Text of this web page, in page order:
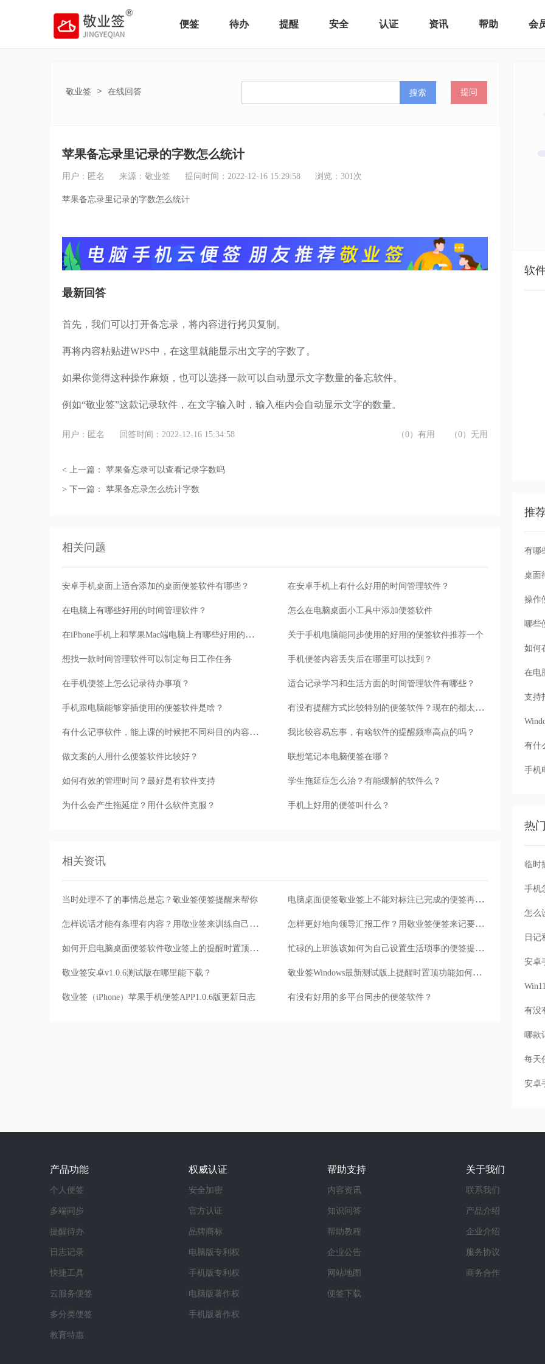
便签 待办 提醒 安全 认证 资讯 帮助 会
敬业签 > 在线回答 搜索 提问
苹果备忘录里记录的字数怎么统计
用户：匿名 来源：敬业签 提问时间：2022-12-16 15:29:58 浏览： 301 次
苹果备忘录里记录的字数怎么统计
最新回答
首先，我们可以打开备忘录，将内容进行拷贝复制。
再将内容粘贴进WPS中，在这里就能显示出文字的字数了。
如果你觉得这种操作麻烦，也可以选择一款可以自动显示文字数量的备忘软件。
例如“敬业签”这款记录软件，在文字输入时，输入框内会自动显示文字的数量。
用户：匿名 回答时间：2022-12-16 15:34:58 （0）有用 （0）无用
< 上一篇： 苹果备忘录可以查看记录字数吗
> 下一篇： 苹果备忘录怎么统计字数
相关问题
安卓手机桌面上适合添加的桌面便签软件有哪些？ 在安卓手机上有什么好用的时间管理软件？
在电脑上有哪些好用的时间管理软件？ 怎么在电脑桌面小工具中添加便签软件
在iPhone手机上和苹果Mac端电脑上有哪些好用的时间管理软件 关于手机电脑能同步使用的好用的便签软件推荐一个
想找一款时间管理软件可以制定每日工作任务 手机便签内容丢失后在哪里可以找到？
在手机便签上怎么记录待办事项？ 适合记录学习和生活方面的时间管理软件有哪些？
手机跟电脑能够穿插使用的便签软件是啥？ 有没有提醒方式比较特别的便签软件？现在的都太没个性了。
有什么记事软件，能上课的时候把不同科目的内容分开记录不？ 我比较容易忘事，有啥软件的提醒频率高点的吗？
做文案的人用什么便签软件比较好？ 联想笔记本电脑便签在哪？
如何有效的管理时间？最好是有软件支持 学生拖延症怎么治？有能缓解的软件么？
为什么会产生拖延症？用什么软件克服？ 手机上好用的便签叫什么？
相关资讯
当时处理不了的事情总是忘？敬业签便签提醒来帮你 电脑桌面便签敬业签上不能对标注已完成的便签再进行操作了吗？
怎样说话才能有条理有内容？用敬业签来训练自己的口才吧 怎样更好地向领导汇报工作？用敬业签便签来记要点吧
如何开启电脑桌面便签软件敬业签上的提醒时置顶功能？ 忙碌的上班族该如何为自己设置生活琐事的便签提醒？
敬业签安卓v1.0.6测试版在哪里能下载？ 敬业签Windows最新测试版上提醒时置顶功能如何使用？
敬业签（iPhone）苹果手机便签APP1.0.6版更新日志 有没有好用的多平台同步的便签软件？
软
推
有哪
桌面
操作
哪些
如何
在电
支持
有什
手机
热
手机
怎么
每天
安卓
产品功能
个人便签
多端同步
提醒待办
日志记录
快捷工具
云服务便签
多分类便签
教育特惠
权威认证
安全加密
官方认证
品牌商标
电脑版专利权
手机版专利权
电脑版著作权
手机版著作权
帮助支持
内容资讯
知识问答
帮助教程
企业公告
网站地图
便签下载
关于我们
联系我们
产品介绍
企业介绍
服务协议
商务合作